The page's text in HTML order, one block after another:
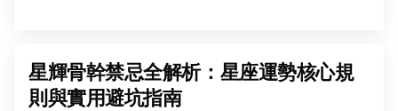
星輝骨幹禁忌全解析：星座運勢核心規
則與實用避坑指南